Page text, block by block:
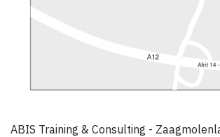
ABIS Training & Consulting -